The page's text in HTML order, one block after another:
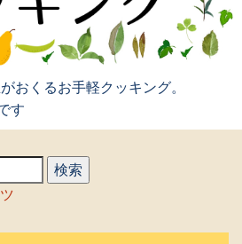
おくるお手軽クッキング。
す